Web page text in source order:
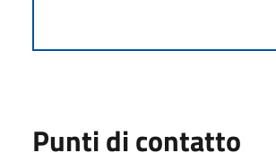
Punti di contatto